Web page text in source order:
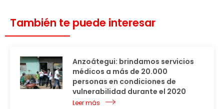
También te puede interesar
Anzoátegui: brindamos servicios
médicos a más de 20.000
personas en condiciones de
vulnerabilidad durante el 2020
Leer más